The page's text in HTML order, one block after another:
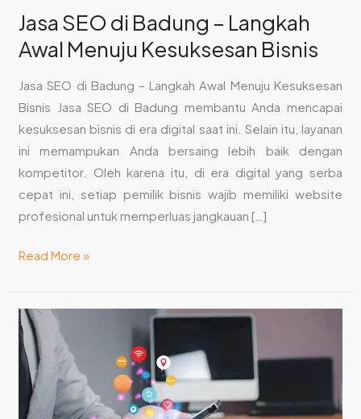
Jasa SEO di Badung – Langkah
Awal Menuju Kesuksesan Bisnis
Jasa SEO di Badung – Langkah Awal Menuju Kesuksesan
Bisnis Jasa SEO di Badung membantu Anda mencapai
kesuksesan bisnis di era digital saat ini. Selain itu, layanan
ini memampukan Anda bersaing lebih baik dengan
kompetitor. Oleh karena itu, di era digital yang serba
cepat ini, setiap pemilik bisnis wajib memiliki website
profesional untuk memperluas jangkauan […]
Bisnis
Read More »
Istilah
pada
Website
Ala
Jasa